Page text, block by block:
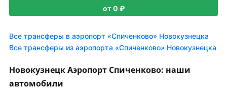
от 0 ₽
Все трансферы в аэропорт «Спиченково» Новокузнецка
Все трансферы из аэропорта «Спиченково» Новокузнецка
Новокузнецк Аэропорт Спиченково: наши
автомобили